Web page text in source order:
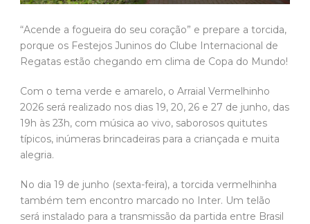
“Acende a fogueira do seu coração” e prepare a torcida,
porque os Festejos Juninos do Clube Internacional de
Regatas estão chegando em clima de Copa do Mundo!
Com o tema verde e amarelo, o Arraial Vermelhinho
2026 será realizado nos dias 19, 20, 26 e 27 de junho, das
19h às 23h, com música ao vivo, saborosos quitutes
típicos, inúmeras brincadeiras para a criançada e muita
alegria.
No dia 19 de junho (sexta-feira), a torcida vermelhinha
também tem encontro marcado no Inter. Um telão
será instalado para a transmissão da partida entre Brasil